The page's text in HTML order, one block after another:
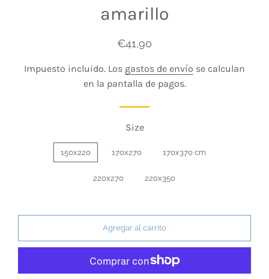
amarillo
Precio
Precio
venta
€41,90
Impuesto incluido. Los gastos de envío se calculan
en la pantalla de pagos.
Size
150x220 170x270 170x370 cm
220x270 220x350
Agregar al carrito